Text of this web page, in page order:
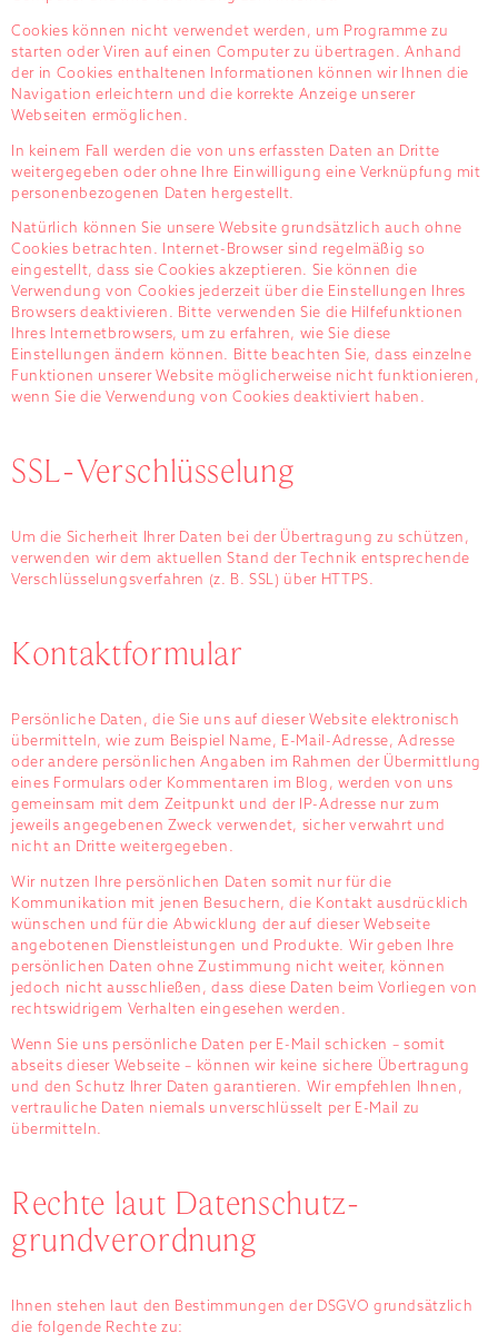
Cookies können nicht verwendet werden, um Programme zu
starten oder Viren auf einen Computer zu übertragen. Anhand
der in Cookies enthaltenen Informationen können wir Ihnen die
Navigation erleichtern und die korrekte Anzeige unserer
Webseiten ermöglichen.
In keinem Fall werden die von uns erfassten Daten an Dritte
weitergegeben oder ohne Ihre Einwilligung eine Verknüpfung mit
personenbezogenen Daten hergestellt.
Natürlich können Sie unsere Website grundsätzlich auch ohne
Cookies betrachten. Internet-Browser sind regelmäßig so
eingestellt, dass sie Cookies akzeptieren. Sie können die
Verwendung von Cookies jederzeit über die Einstellungen Ihres
Browsers deaktivieren. Bitte verwenden Sie die Hilfefunktionen
Ihres Internetbrowsers, um zu erfahren, wie Sie diese
Einstellungen ändern können. Bitte beachten Sie, dass einzelne
Funktionen unserer Website möglicherweise nicht funktionieren,
wenn Sie die Verwendung von Cookies deaktiviert haben.
SSL-Verschlüsselung
Um die Sicherheit Ihrer Daten bei der Übertragung zu schützen,
verwenden wir dem aktuellen Stand der Technik entsprechende
Verschlüsselungsverfahren (z. B. SSL) über HTTPS.
Kontaktformular
Persönliche Daten, die Sie uns auf dieser Website elektronisch
übermitteln, wie zum Beispiel Name, E-Mail-Adresse, Adresse
oder andere persönlichen Angaben im Rahmen der Übermittlung
eines Formulars oder Kommentaren im Blog, werden von uns
gemeinsam mit dem Zeitpunkt und der IP-Adresse nur zum
jeweils angegebenen Zweck verwendet, sicher verwahrt und
nicht an Dritte weitergegeben.
Wir nutzen Ihre persönlichen Daten somit nur für die
Kommunikation mit jenen Besuchern, die Kontakt ausdrücklich
wünschen und für die Abwicklung der auf dieser Webseite
angebotenen Dienstleistungen und Produkte. Wir geben Ihre
persönlichen Daten ohne Zustimmung nicht weiter, können
jedoch nicht ausschließen, dass diese Daten beim Vorliegen von
rechtswidrigem Verhalten eingesehen werden.
Wenn Sie uns persönliche Daten per E-Mail schicken – somit
abseits dieser Webseite – können wir keine sichere Übertragung
und den Schutz Ihrer Daten garantieren. Wir empfehlen Ihnen,
vertrauliche Daten niemals unverschlüsselt per E-Mail zu
übermitteln.
Rechte laut Datenschutz­
grundverordnung
Ihnen stehen laut den Bestimmungen der DSGVO grundsätzlich
die folgende Rechte zu: